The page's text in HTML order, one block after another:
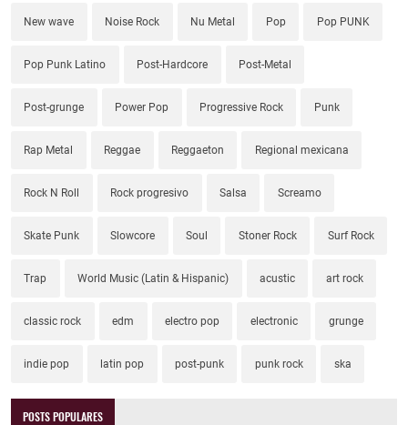
New wave Noise Rock Nu Metal Pop Pop PUNK
Pop Punk Latino Post-Hardcore Post-Metal
Post-grunge Power Pop Progressive Rock Punk
Rap Metal Reggae Reggaeton Regional mexicana
Rock N Roll Rock progresivo Salsa Screamo
Skate Punk Slowcore Soul Stoner Rock Surf Rock
Trap World Music (Latin & Hispanic) acustic art rock
classic rock edm electro pop electronic grunge
indie pop latin pop post-punk punk rock ska
POSTS POPULARES